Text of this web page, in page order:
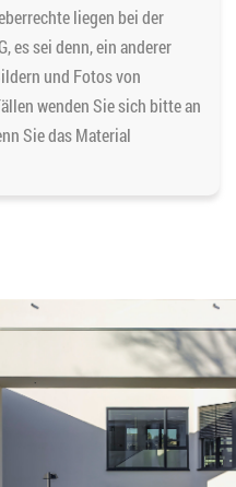
liegen bei der
es sei denn, ein anderer
und Fotos von
wenden Sie sich bitte an
Sie das Material